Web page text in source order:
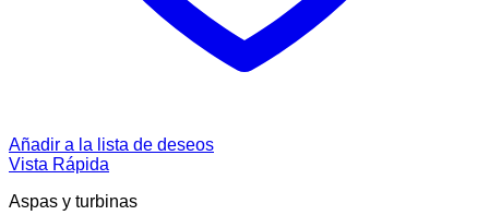
Añadir a la lista de deseos
Vista Rápida
Aspas y turbinas